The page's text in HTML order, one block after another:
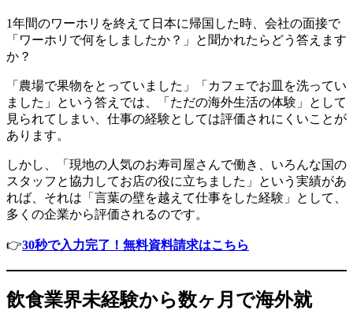
1年間のワーホリを終えて日本に帰国した時、会社の面接で
「ワーホリで何をしましたか？」と聞かれたらどう答えます
か？
「農場で果物をとっていました」「カフェでお皿を洗ってい
ました」という答えでは、「ただの海外生活の体験」として
見られてしまい、仕事の経験としては評価されにくいことが
あります。
しかし、「現地の人気のお寿司屋さんで働き、いろんな国の
スタッフと協力してお店の役に立ちました」という実績があ
れば、それは「言葉の壁を越えて仕事をした経験」として、
多くの企業から評価されるのです。
👉30秒で入力完了！無料資料請求はこちら
飲食業界未経験から数ヶ月で海外就